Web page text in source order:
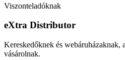
Viszonteladóknak
eXtra Distributor
Kereskedőknek és webáruházaknak,
vásárolnak.